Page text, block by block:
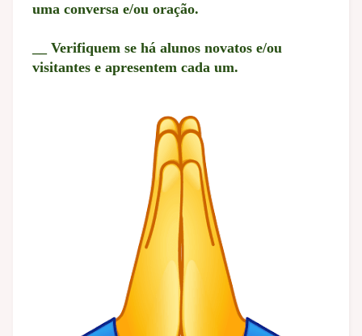
uma conversa e/ou oração.
__ Verifiquem se há alunos novatos e/ou
visitantes e apresentem cada um.